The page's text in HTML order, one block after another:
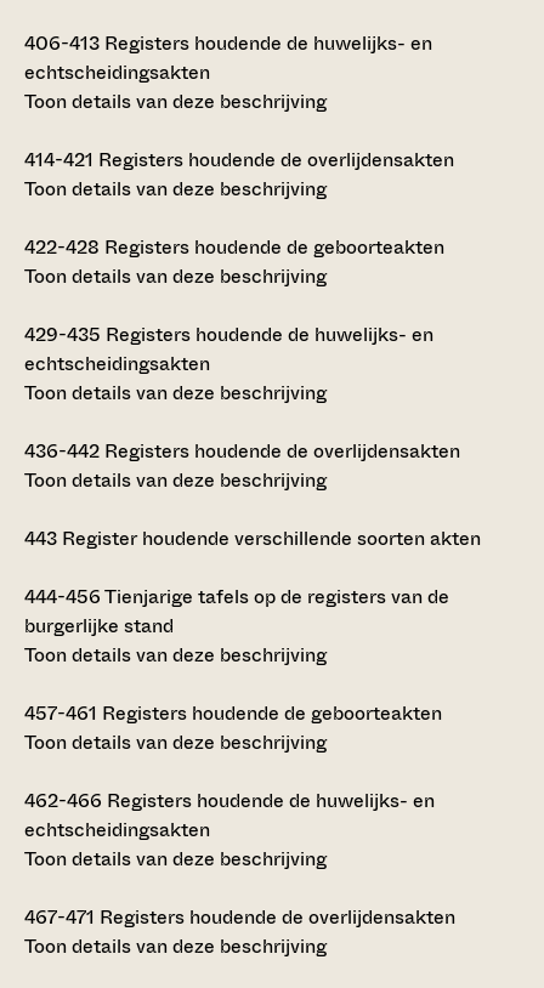
406-413 Registers houdende de huwelijks- en
echtscheidingsakten
Toon details van deze beschrijving
414-421 Registers houdende de overlijdensakten
Toon details van deze beschrijving
422-428 Registers houdende de geboorteakten
Toon details van deze beschrijving
429-435 Registers houdende de huwelijks- en
echtscheidingsakten
Toon details van deze beschrijving
436-442 Registers houdende de overlijdensakten
Toon details van deze beschrijving
443 Register houdende verschillende soorten akten
444-456Tienjarige tafels op de registers van de
burgerlijke stand
Toon details van deze beschrijving
457-461 Registers houdende de geboorteakten
Toon details van deze beschrijving
462-466 Registers houdende de huwelijks- en
echtscheidingsakten
Toon details van deze beschrijving
467-471 Registers houdende de overlijdensakten
Toon details van deze beschrijving